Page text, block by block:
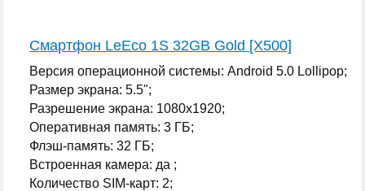
Смартфон LeEco 1S 32GB Gold [X500]
Версия операционной системы: Android 5.0 Lollipop;
Размер экрана: 5.5";
Разрешение экрана: 1080x1920;
Оперативная память: 3 ГБ;
Флэш-память: 32 ГБ;
Встроенная камера: да ;
Количество SIM-карт: 2;